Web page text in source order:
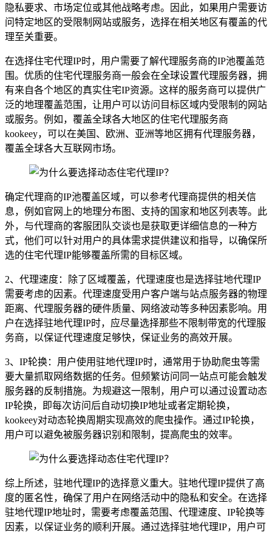
隐私要求、市场定位或其他战略考虑。因此，如果用户需要访
问特定地区的受限制网站或服务，选择在相关地区有覆盖的代
理至关重要。
在选择住宅代理IP时，用户需要了解代理服务商的IP池覆盖范
围。优质的住宅代理服务商一般会在全球设置代理服务器，拥
有来自各个地区的真实住宅IP资源。这样的服务商可以提供广
泛的地理覆盖范围，让用户可以访问目标区域内受限制的网站
或服务。例如，覆盖全球各大地区的住宅代理服务商
kookeey，可以在美国、欧洲、亚洲等地区拥有代理服务器，
覆盖全球各大互联网市场。
确定代理商的IP池覆盖区域，可以参考代理商提供的相关信
息，例如官网上的地理分布图、支持的国家和地区列表等。此
外，与代理商的客服团队交谈也是获取更详细信息的一种方
式，他们可以针对用户的具体需求提供建议和指导，以确保所
选的住宅代理IP能够覆盖所需的目标区域。
2、代理速度：除了区域覆盖，代理速度也是选择驻地代理IP
需要考虑的因素。代理速度受用户客户端与站点服务器的物理
距离、代理服务器的硬件质量、网络波动等多种因素影响。用
户在选择驻地代理IP时，应尽量选择那些不限制带宽的代理服
务商，以保证代理速度足够快，保证业务的高效开展。
3、IP轮换：用户使用驻地代理IP时，通常用于协助爬虫等需
要大量抓取网络数据的任务。但频繁访问同一站点可能会触发
服务器的反制措施。为规避这一限制，用户可以通过设置动态
IP轮换，即每次访问后自动切换IP地址或者定期轮换，
kookeey对动态轮换周期实现高效的爬虫操作。通过IP轮换，
用户可以避免被服务器识别和限制，提高爬虫的效率。
综上所述，驻地代理IP的选择意义重大。驻地代理IP提供了高
度的匿名性，确保了用户在网络活动中的隐私和安全。在选择
驻地代理IP地址时，需要考虑覆盖范围、代理速度、IP轮换等
因素，以保证业务的顺利开展。通过选择驻地代理IP，用户可